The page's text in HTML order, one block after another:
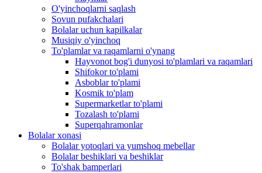
O'yinchoqlarni saqlash
Sovun pufakchalari
Bolalar uchun kapilkalar
Musiqiy o'yinchoq
To'plamlar va raqamlarni o'ynang
Hayvonot bog'i dunyosi to'plamlari va raqamlari
Shifokor to'plami
Asboblar to'plami
Kosmik to'plam
Supermarketlar to'plami
Tozalash to'plami
Superqahramonlar
Bolalar xonasi
Bolalar yotoqlari va yumshoq mebellar
Bolalar beshiklari va beshiklar
To'shak bamperlari